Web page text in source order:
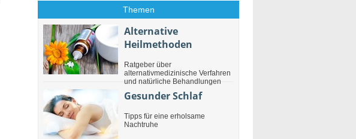
Themen
Alternative
Heilmethoden
Ratgeber über
alternativmedizinische Verfahren
und natürliche Behandlungen
Gesunder Schlaf
Tipps für eine erholsame
Nachtruhe